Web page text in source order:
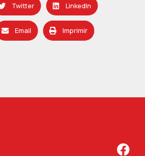
Twitter LinkedIn
Email Imprimir